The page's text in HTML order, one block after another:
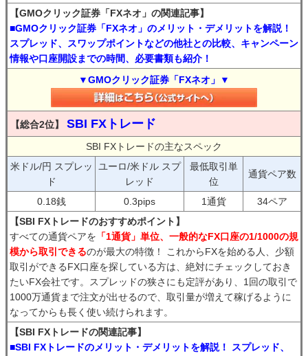
【GMOクリック証券「FXネオ」の関連記事】
■GMOクリック証券「FXネオ」のメリット・デメリットを解説！
スプレッド、スワップポイントなどの他社との比較、キャンペーン
情報や口座開設までの時間、必要書類も紹介！
▼GMOクリック証券「FXネオ」▼
【総合2位】 SBI FXトレード
SBI FXトレードの主なスペック
米ドル/円 スプレッ
ド
ユーロ/米ドル スプ
レッド
最低取引単
位
通貨ペア数
0.18銭 0.3pips 1通貨
34ペア
【SBI FXトレードのおすすめポイント】
すべての通貨ペアを 「1通貨」単位、一般的なFX口座の1/1000の規
模から取引できるのが最大の特徴！ これからFXを始める人、少額
取引ができるFX口座を探している方は、絶対にチェックしておき
たいFX会社です。スプレッドの狭さにも定評があり、1回の取引で
1000万通貨まで注文が出せるので、取引量が増えて稼げるように
なってからも長く使い続けられます。
【SBI FXトレードの関連記事】
■SBI FXトレードのメリット・デメリットを解説！ スプレッド、